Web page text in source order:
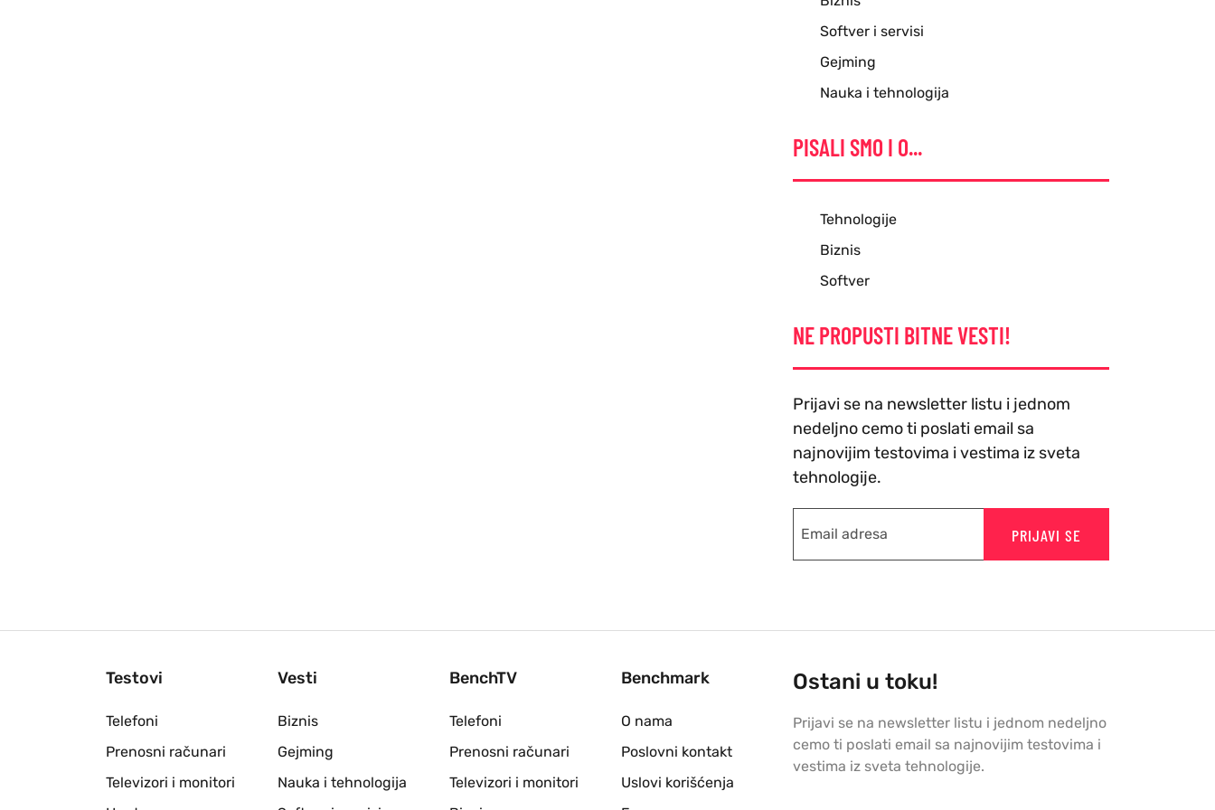
Softver i servisi
Gejming
Nauka i tehnologija
PISALI SMO I O...
Tehnologije
Biznis
Softver
NE PROPUSTI BITNE VESTI!
Prijavi se na newsletter listu i jednom
nedeljno cemo ti poslati email sa
najnovijim testovima i vestima iz sveta
tehnologije.
PRIJAVI SE
Testovi
Telefoni
Prenosni računari
Televizori i monitori
Vesti
Biznis
Gejming
Nauka i tehnologija
BenchTV
Telefoni
Prenosni računari
Televizori i monitori
Benchmark
O nama
Poslovni kontakt
Uslovi korišćenja
Ostani u toku!
Prijavi se na newsletter listu i jednom nedeljno
cemo ti poslati email sa najnovijim testovima i
vestima iz sveta tehnologije.